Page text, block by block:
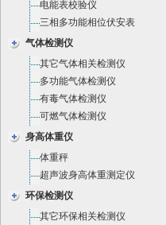
电能表校验仪
三相多功能相位伏安表
气体检测仪
其它气体相关检测仪
多功能气体检测仪
有毒气体检测仪
可燃气体检测仪
身高体重仪
体重秤
超声波身高体重测定仪
环保检测仪
其它环保相关检测仪